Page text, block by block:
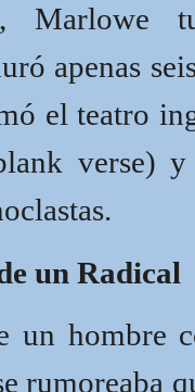
Marlowe
apenas
el teatro
verse) y
un Radical
un hombre
rumoreaba